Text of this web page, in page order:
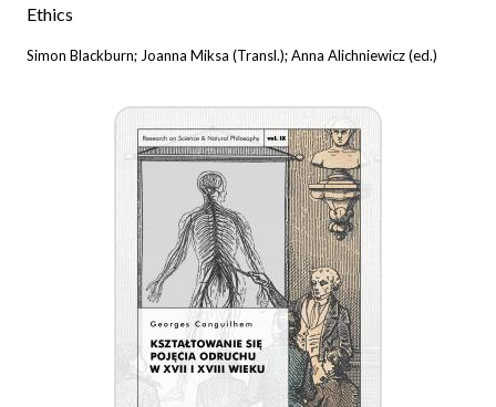
Ethics
Simon Blackburn; Joanna Miksa (Transl.); Anna Alichniewicz (ed.)